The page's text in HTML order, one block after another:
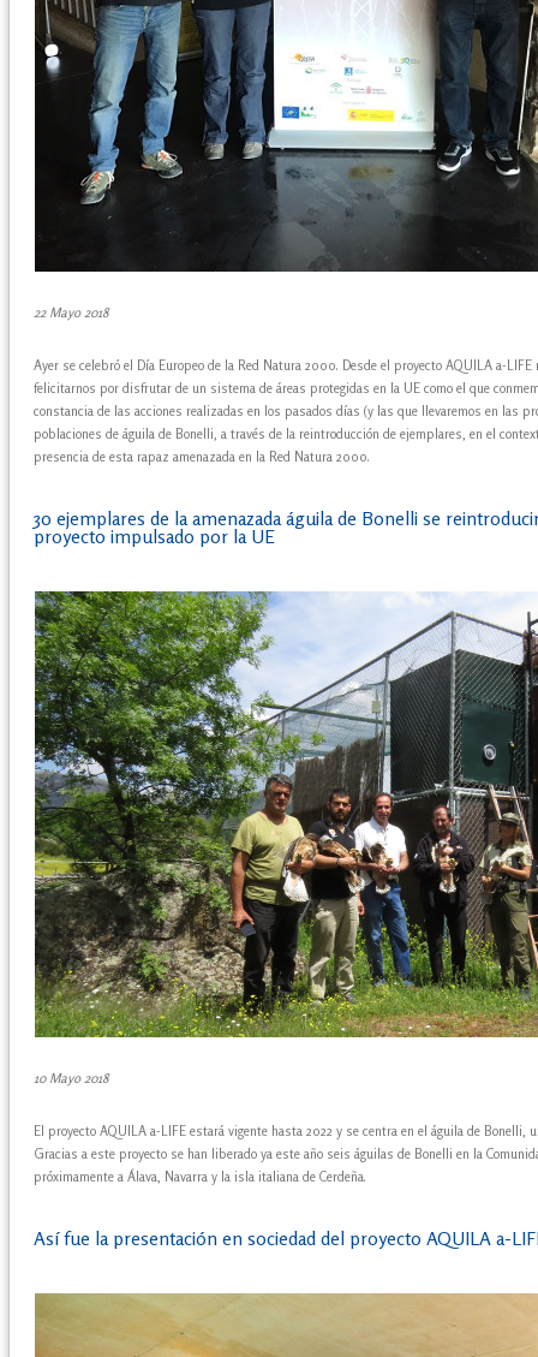
22 Mayo 2018
Ayer se celebró el Día Europeo de la Red Natura 2000. Desde el proyecto AQUILA a-
felicitarnos por disfrutar de un sistema de áreas protegidas en la UE como el que
constancia de las acciones realizadas en los pasados días (y las que llevaremos en las
poblaciones de águila de Bonelli, a través de la reintroducción de ejemplares, en el
presencia de esta rapaz amenazada en la Red Natura 2000.
30 ejemplares de la amenazada águila de Bonelli se
proyecto impulsado por la UE
10 Mayo 2018
El proyecto AQUILA a-LIFE estará vigente hasta 2022 y se centra en el águila de Bonelli,
Gracias a este proyecto se han liberado ya este año seis águilas de Bonelli en la
próximamente a Álava, Navarra y la isla italiana de Cerdeña.
Así fue la presentación en sociedad del proyecto AQUILA a-